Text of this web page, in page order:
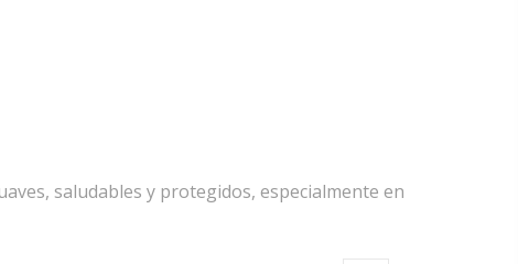
saludables y protegidos, especialmente en